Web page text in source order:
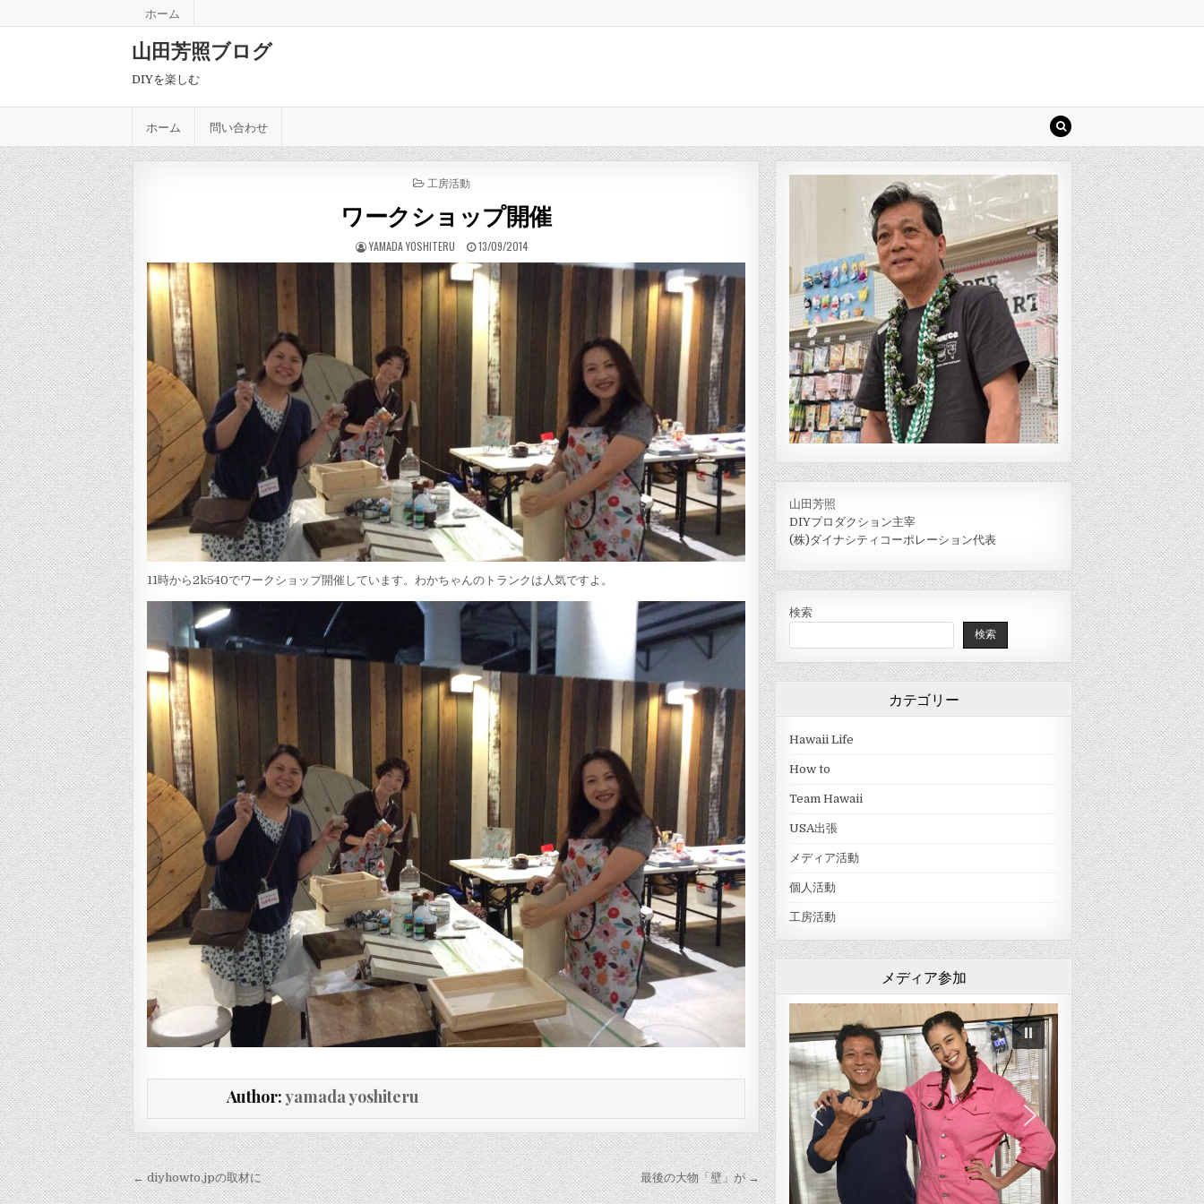
ホーム
山田芳照ブログ
DIYを楽しむ
ホーム 問い合わせ
POSTED IN
工房活動
ワークショップ開催
AUTHOR:
YAMADA YOSHITERU PUBLISHED DATE:
13/09/2014
11時から2k540でワークショップ開催しています。わかちゃんのトランクは人気ですよ。
Author:yamada yoshiteru
投稿ナビゲーション
← diyhowto.jpの取材に 最後の大物「壁」が →
山田芳照
DIYプロダクション主宰
(株)ダイナシティコーポレーション代表
検索
検索
カテゴリー
Hawaii Life
How to
Team Hawaii
USA出張
メディア活動
個人活動
工房活動
メディア参加